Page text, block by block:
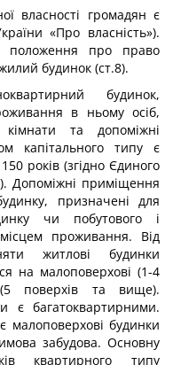
власності громадян є
«Про власність»).
положення про право
будинок (ст.8).
будинок,
в ньому осіб,
та допоміжні
капітального типу є
років (згідно Єдиного
Допоміжні приміщення
призначені для
чи побутового і
проживання. Від
житлові будинки
на малоповерхові (1-4
(5 поверхів та вище).
є багатоквартирними.
малоповерхові будинки
забудова. Основну
квартирного типу